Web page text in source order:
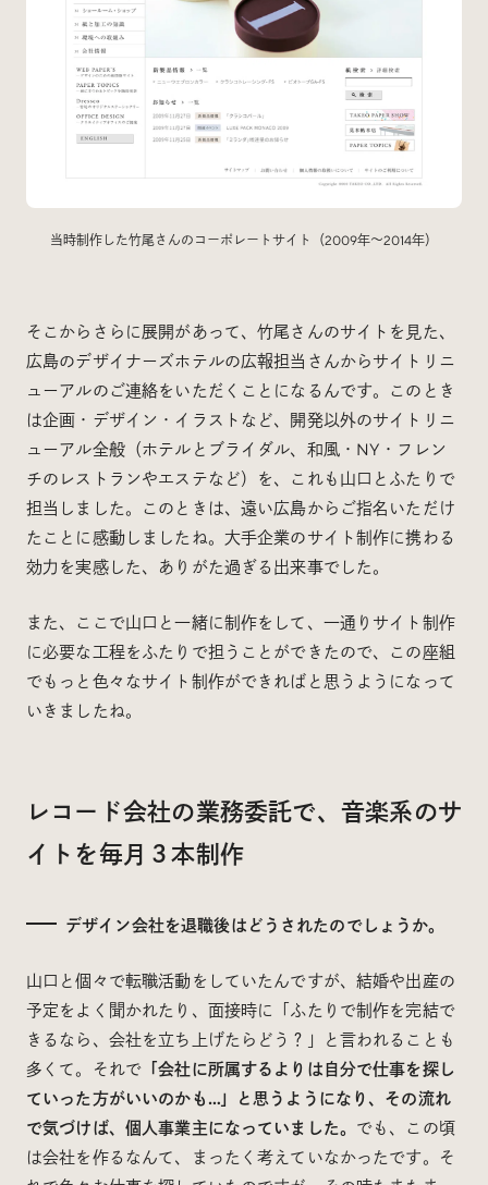
当時制作した竹尾さんのコーポレートサイト（2009年〜2014年）
そこからさらに展開があって、竹尾さんのサイトを見た、
広島のデザイナーズホテルの広報担当さんからサイトリニ
ューアルのご連絡をいただくことになるんです。このとき
は企画・デザイン・イラストなど、開発以外のサイトリニ
ューアル全般（ホテルとブライダル、和風・NY・フレン
チのレストランやエステなど）を、これも山口とふたりで
担当しました。このときは、遠い広島からご指名いただけ
たことに感動しましたね。大手企業のサイト制作に携わる
効力を実感した、ありがた過ぎる出来事でした。
また、ここで山口と一緒に制作をして、一通りサイト制作
に必要な工程をふたりで担うことができたので、この座組
でもっと色々なサイト制作ができればと思うようになって
いきましたね。
レコード会社の業務委託で、音楽系のサ
イトを毎月３本制作
デザイン会社を退職後はどうされたのでしょうか。
山口と個々で転職活動をしていたんですが、結婚や出産の
予定をよく聞かれたり、面接時に「ふたりで制作を完結で
きるなら、会社を立ち上げたらどう？」と言われることも
多くて。それで 「会社に所属するよりは自分で仕事を探し
ていった方がいいのかも…」と思うようになり、その流れ
で気づけば、個人事業主になっていました。 でも、この頃
は会社を作るなんて、まったく考えていなかったです。そ